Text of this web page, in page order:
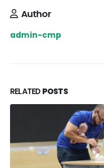
Author
admin-cmp
RELATEDPOSTS